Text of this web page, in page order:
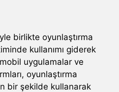
birlikte oyunlaştırma
kullanımı giderek
uygulamalar ve
oyunlaştırma
bir şekilde kullanarak